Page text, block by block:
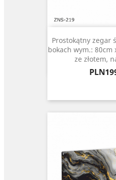
Prostokątny zegar
bokach wym.:
ze złotem,
Price